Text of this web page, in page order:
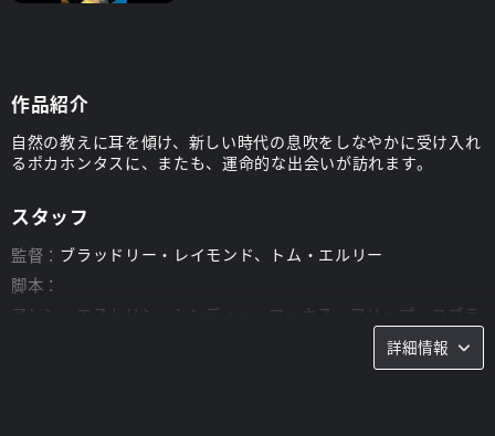
作品紹介
自然の教えに耳を傾け、新しい時代の息吹をしなやかに受け入れ
るポカホンタスに、またも、運命的な出会いが訪れます。
スタッフ
監督： ブラッドリー・レイモンド、トム・エルリー
脚本：
アレン・エストリン、シンディー・マーカス、フリップ・コブラ
詳細情報